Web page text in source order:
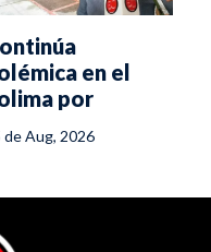
en el
por
de
de Aug, 2026